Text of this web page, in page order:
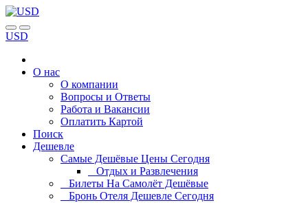
USD
О нас
О компании
Вопросы и Ответы
Работа и Вакансии
Оплатить Картой
Поиск
Дешевле
Самые Дешёвые Цены Сегодня
Отдых и Развлечения
Билеты На Самолёт Дешёвые
Бронь Отеля Дешевле Сегодня